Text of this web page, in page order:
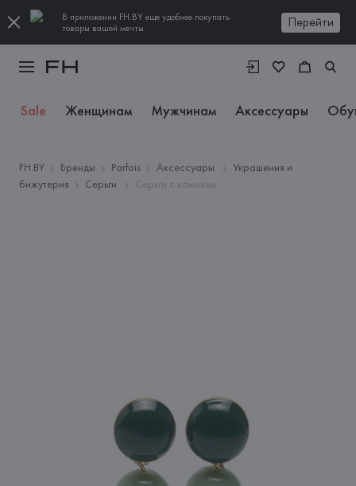
В приложении FH.BY еще удобнее покупать
товары вашей мечты
Перейти
Sale Женщинам Мужчинам Аксессуары
FH.BY Бренды Parfois Аксессуары
Украшения и
бижутерия
Серьги Серьги с камнями